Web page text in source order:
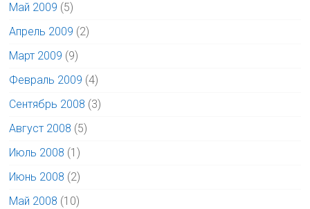
Май 2009 (5)
Апрель 2009 (2)
Март 2009 (9)
Февраль 2009 (4)
Сентябрь 2008 (3)
Август 2008 (5)
Июль 2008 (1)
Июнь 2008 (2)
Май 2008 (10)